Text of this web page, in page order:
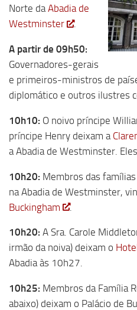
Norte daAbadia de
Westminster
.
A partir de 09h50:
Governadores-gerais
e primeiros-ministros de
diplomático e outros ilustres
10h10: O noivo príncipe
príncipe Henry deixam a
a Abadia de Westminster.
10h20: Membros das
na Abadia de Westminster,
Buckingham
.
10h20: A Sra. Carole
irmão da noiva) deixam o
Abadia às 10h27.
10h25: Membros da Família
abaixo) deixam o Palácio de